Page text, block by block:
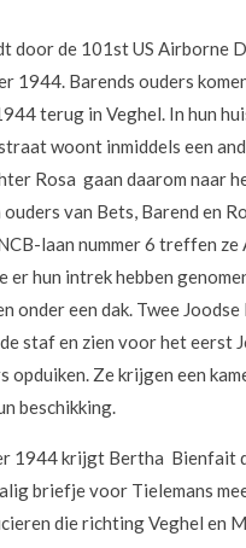
door de 101st US Airborne
1944. Barends ouders
terug in Veghel. In hun
woont inmiddels een
Rosa gaan daarom naar
ouders van Bets, Barend en
laan nummer 6 treffen ze
er hun intrek hebben
onder een dak. Twee
staf en zien voor het eerst
opduiken. Ze krijgen een
beschikking.
1944 krijgt Bertha Bienfait
briefje voor Tielemans
die richting Veghel en